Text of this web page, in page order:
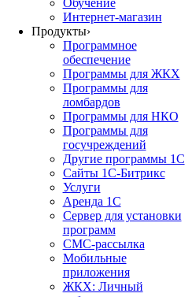
Интернет-магазин
Продукты›
Программное
обеспечение
Программы для ЖКХ
Программы для
ломбардов
Программы для НКО
Программы для
госучреждений
Другие программы 1С
Сайты 1С-Битрикс
Услуги
Аренда 1С
Сервер для установки
программ
СМС-рассылка
Мобильные
приложения
ЖКХ: Личный